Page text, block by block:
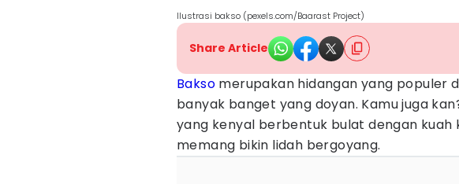
Ilustrasi bakso (pexels.com/Baarast Project)
Share Article
Bakso merupakan hidangan yang populer
banyak banget yang doyan. Kamu juga
yang kenyal berbentuk bulat dengan kuah
memang bikin lidah bergoyang.